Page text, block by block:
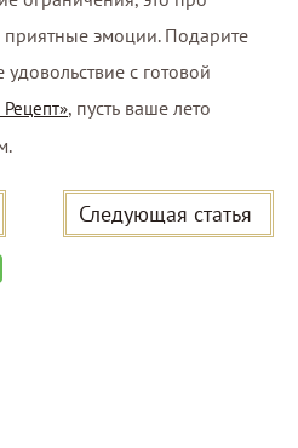
эмоции. Подарите
с готовой
, пусть ваше лето
Следующая статья